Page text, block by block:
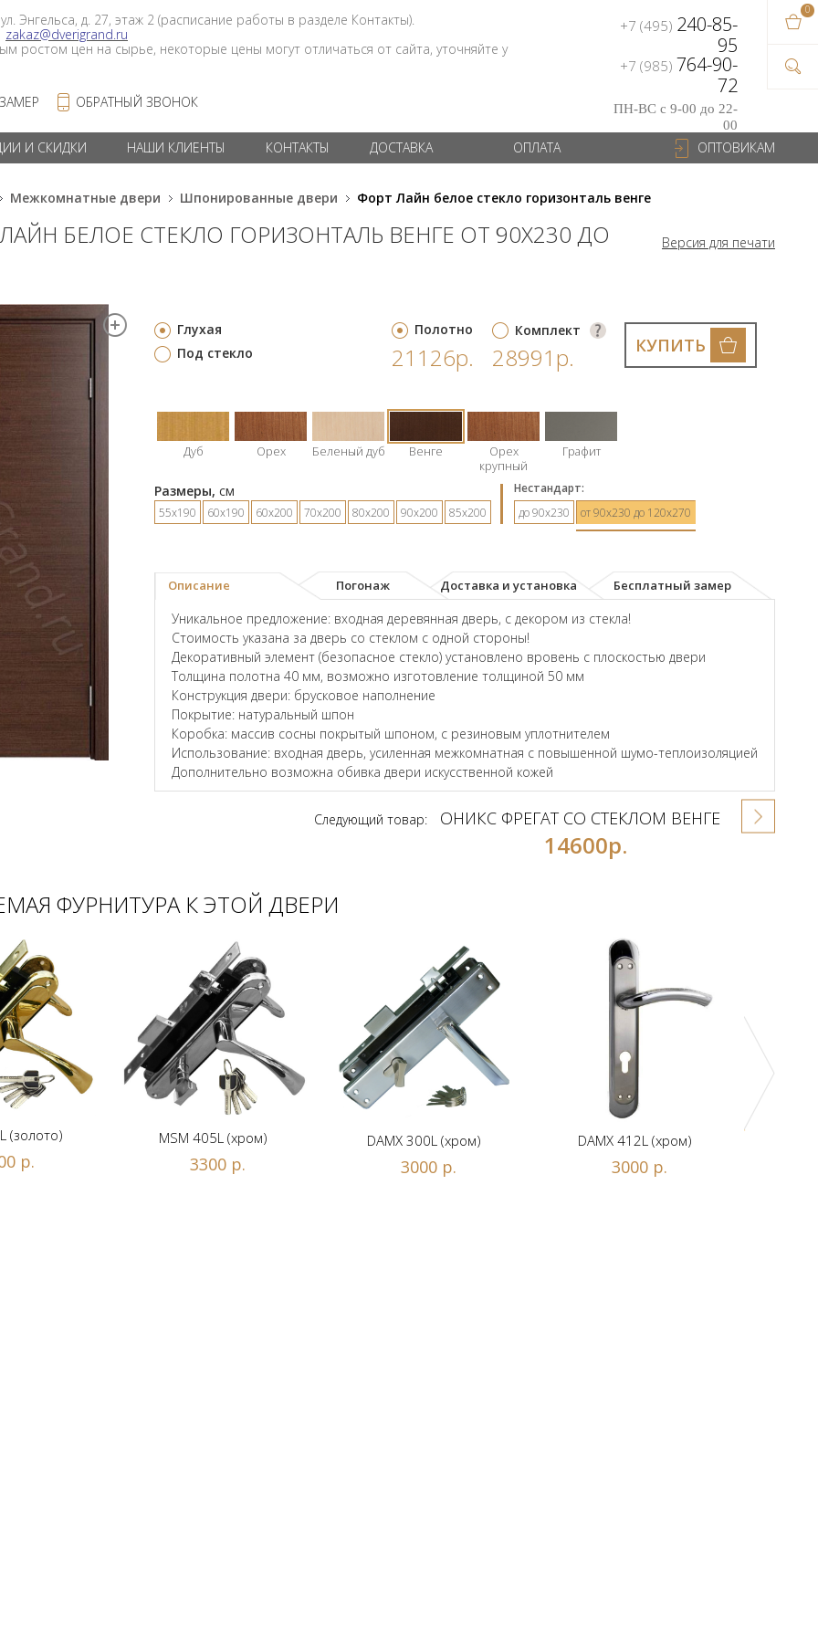
Энгельса, д. 27, этаж 2 (расписание работы в разделе Контакты).
zakaz@dverigrand.ru
ростом цен на сырье, некоторые цены могут отличаться от сайта, уточняйте у
ОБРАТНЫЙ ЗВОНОК
+7 (495) 240-85-
95
+7 (985) 764-90-
72
ПН-ВС с 9-00 до 22-
00
И СКИДКИ НАШИ КЛИЕНТЫ КОНТАКТЫ ДОСТАВКА ОПЛАТА ОПТОВИКАМ
Межкомнатные двери Шпонированные двери Форт Лайн белое стекло горизонталь венге
Версия для печати
БЕЛОЕ СТЕКЛО ГОРИЗОНТАЛЬ ВЕНГЕ ОТ 90Х230 ДО
Глухая
Под стекло
КУПИТЬ
Полотно
21126р.
Комплект
28991р.
Дуб Орех Беленый дуб Венге
Орех
крупный
Графит
Размеры, см
55х190 60х190 60х200 70х200 80х200 90х200 85х200
Hестандарт:
до 90х230
от 90х230 до 120х270
Описание Погонаж Доставка и установка Бесплатный замер
Уникальное предложение: входная деревянная дверь, с декором из стекла!
Стоимость указана за дверь со стеклом с одной стороны!
Декоративный элемент (безопасное стекло) установлено вровень с плоскостью двери
Толщина полотна 40 мм, возможно изготовление толщиной 50 мм
Конструкция двери: брусковое наполнение
Покрытие: натуральный шпон
Коробка: массив сосны покрытый шпоном, с резиновым уплотнителем
Использование: входная дверь, усиленная межкомнатная с повышенной шумо-теплоизоляцией
Дополнительно возможна обивка двери искусственной кожей
Следующий товар: ОНИКС ФРЕГАТ СО СТЕКЛОМ ВЕНГЕ
14600р.
ФУРНИТУРА К ЭТОЙ ДВЕРИ
(золото)
р.
MSM 405L (хром)
3300 р.
DAMX 300L (хром)
3000 р.
DAMX 412L (хром)
3000 р.
0
В
на